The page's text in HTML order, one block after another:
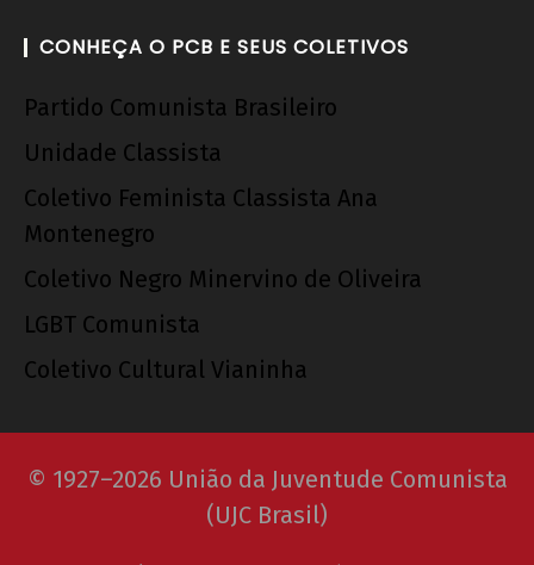
CONHEÇA O PCB E SEUS COLETIVOS
Partido Comunista Brasileiro
Unidade Classista
Coletivo Feminista Classista Ana
Montenegro
Coletivo Negro Minervino de Oliveira
LGBT Comunista
Coletivo Cultural Vianinha
© 1927–2026 União da Juventude Comunista
(UJC Brasil)